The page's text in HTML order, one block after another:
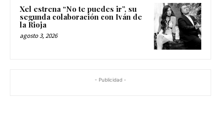
Xel estrena “No te puedes ir”, su
segunda colaboración con Iván de
la Rioja
agosto 3, 2026
- Publicidad -